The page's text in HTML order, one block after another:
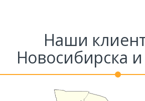
Наши
Новосибирска